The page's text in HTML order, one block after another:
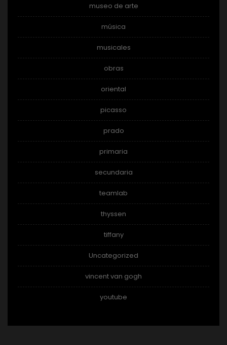
museo de arte
música
musicales
obras
oriental
picasso
prado
primaria
secundaria
teamlab
thyssen
tiffany
Uncategorized
vincent van gogh
youtube